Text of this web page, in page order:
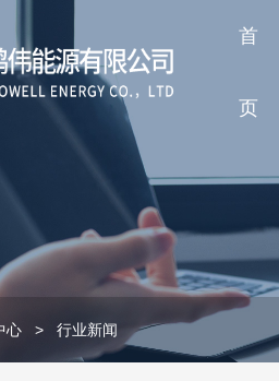
首
页
心 > 行业新闻